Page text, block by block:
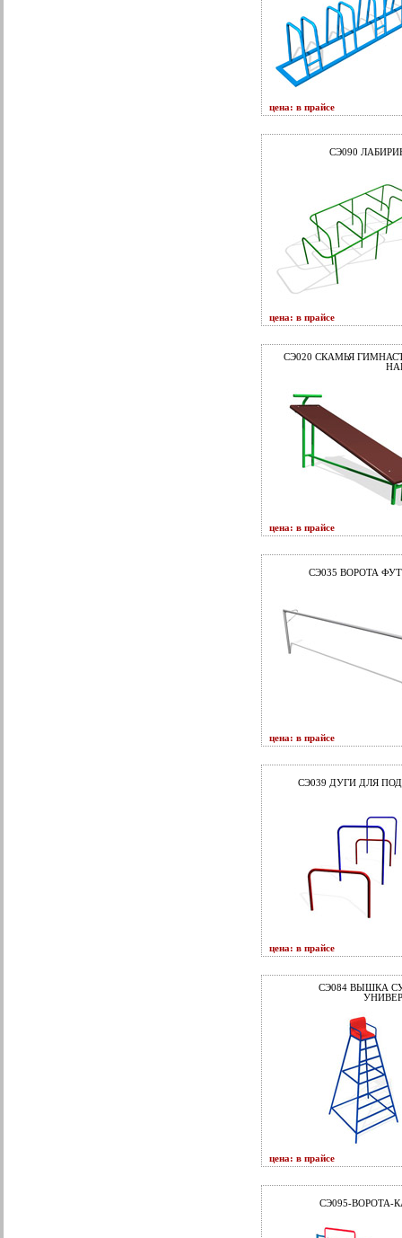
цена: в прайсе
СЭ090
цена: в прайсе
СЭ020 СКАМЬЯ
цена: в прайсе
СЭ035 ВОРОТА
цена: в прайсе
СЭ039 ДУГИ ДЛЯ
цена: в прайсе
СЭ084 ВЫШКА
цена: в прайсе
СЭ095-ВОРОТА-